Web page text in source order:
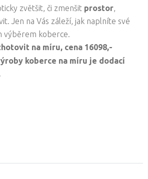
zvětšit, či zmenšit prostor,
Jen na Vás záleží, jak naplníte své
výběrem koberce.
na míru, cena 16098,-
koberce na míru je dodací